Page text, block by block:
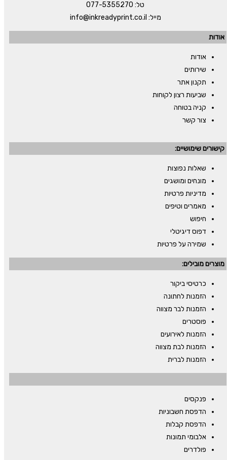
טל: 077-5355270
מייל: info@inkreadyprint.co.il
אודות
אודות
שירותים
תקנון אתר
שביעות רצון לקוחות
קניה בטוחה
צור קשר
קישורים שימושיים:
שאלות נפוצות
מונחים ומושגים
מדיניות פרטיות
מאמרים וטיפים
חיפוש
דפוס דיגיטלי
שמירה על פרטיות
מוצרים מובילים:
כרטיסי ביקור
הזמנות לחתונה
הזמנות לבר מצווה
פוסטרים
הזמנות לאירועים
הזמנות לבת מצווה
הזמנות לברית
פנקסים
הדפסת חשבוניות
הדפסת קבלות
אלבומי תמונות
פולדרים